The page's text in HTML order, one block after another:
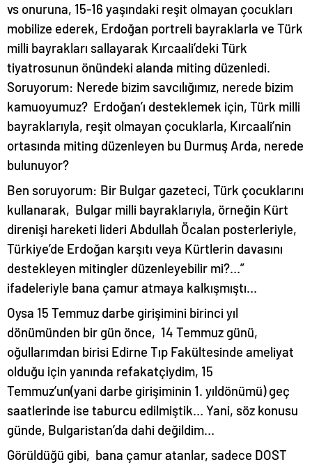
vs onuruna, 15-16 yaşındaki reşit olmayan çocukları
mobilize ederek, Erdoğan portreli bayraklarla ve Türk
milli bayrakları sallayarak Kırcaali’deki Türk
tiyatrosunun önündeki alanda miting düzenledi.
Soruyorum: Nerede bizim savcılığımız, nerede bizim
kamuoyumuz? Erdoğan’ı desteklemek için, Türk milli
bayraklarıyla, reşit olmayan çocuklarla, Kırcaali’nin
ortasında miting düzenleyen bu Durmuş Arda, nerede
bulunuyor?
Ben soruyorum: Bir Bulgar gazeteci, Türk çocuklarını
kullanarak, Bulgar milli bayraklarıyla, örneğin Kürt
direnişi hareketi lideri Abdullah Öcalan posterleriyle,
Türkiye’de Erdoğan karşıtı veya Kürtlerin davasını
destekleyen mitingler düzenleyebilir mi?…”
ifadeleriyle bana çamur atmaya kalkışmıştı…
Oysa 15 Temmuz darbe girişimini birinci yıl
dönümünden bir gün önce, 14 Temmuz günü,
oğullarımdan birisi Edirne Tıp Fakültesinde ameliyat
olduğu için yanında refakatçiydim, 15
Temmuz’un(yani darbe girişiminin 1. yıldönümü) geç
saatlerinde ise taburcu edilmiştik… Yani, söz konusu
günde, Bulgaristan’da dahi değildim…
Görüldüğü gibi, bana çamur atanlar, sadece DOST